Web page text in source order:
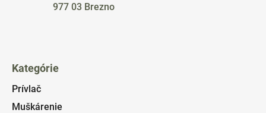
977 03 Brezno
Kategórie
Prívlač
Muškárenie